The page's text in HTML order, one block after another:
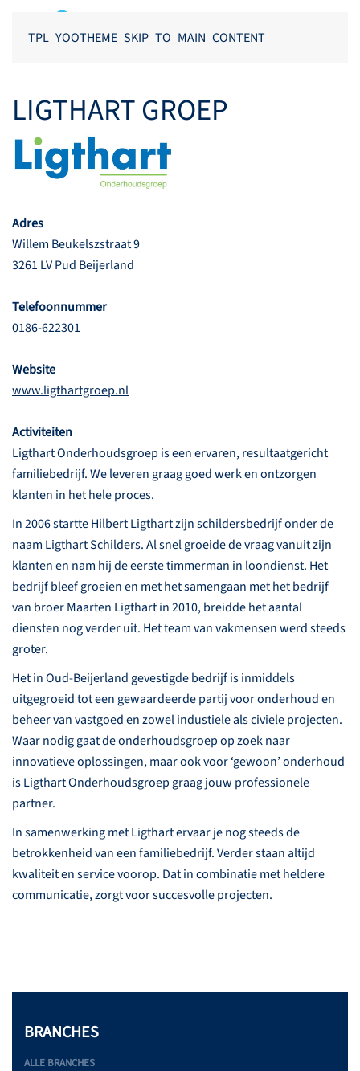
TPL_YOOTHEME_SKIP_TO_MAIN_CONTENT
LIGTHART GROEP
Adres
Willem Beukelszstraat 9
3261 LV Pud Beijerland
Telefoonnummer
0186-622301
Website
www.ligthartgroep.nl
Activiteiten
Ligthart Onderhoudsgroep is een ervaren, resultaatgericht
familiebedrijf. We leveren graag goed werk en ontzorgen
klanten in het hele proces.
In 2006 startte Hilbert Ligthart zijn schildersbedrijf onder de
naam Ligthart Schilders. Al snel groeide de vraag vanuit zijn
klanten en nam hij de eerste timmerman in loondienst. Het
bedrijf bleef groeien en met het samengaan met het bedrijf
van broer Maarten Ligthart in 2010, breidde het aantal
diensten nog verder uit. Het team van vakmensen werd steeds
groter.
Het in Oud-Beijerland gevestigde bedrijf is inmiddels
uitgegroeid tot een gewaardeerde partij voor onderhoud en
beheer van vastgoed en zowel industiele als civiele projecten.
Waar nodig gaat de onderhoudsgroep op zoek naar
innovatieve oplossingen, maar ook voor ‘gewoon’ onderhoud
is Ligthart Onderhoudsgroep graag jouw professionele
partner.
In samenwerking met Ligthart ervaar je nog steeds de
betrokkenheid van een familiebedrijf. Verder staan altijd
kwaliteit en service voorop. Dat in combinatie met heldere
communicatie, zorgt voor succesvolle projecten.
BRANCHES
ALLE BRANCHES